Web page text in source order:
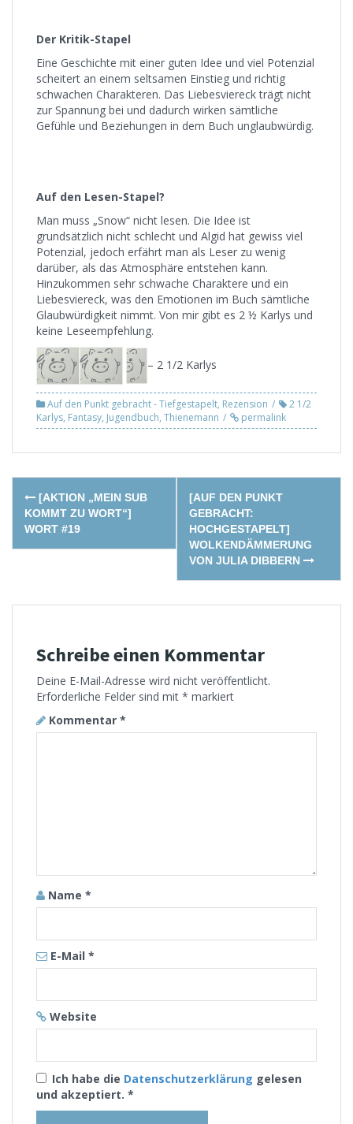
Der Kritik-Stapel
Eine Geschichte mit einer guten Idee und viel Potenzial
scheitert an einem seltsamen Einstieg und richtig
schwachen Charakteren. Das Liebesviereck trägt nicht
zur Spannung bei und dadurch wirken sämtliche
Gefühle und Beziehungen in dem Buch unglaubwürdig.
Auf den Lesen-Stapel?
Man muss „Snow“ nicht lesen. Die Idee ist
grundsätzlich nicht schlecht und Algid hat gewiss viel
Potenzial, jedoch erfährt man als Leser zu wenig
darüber, als das Atmosphäre entstehen kann.
Hinzukommen sehr schwache Charaktere und ein
Liebesviereck, was den Emotionen im Buch sämtliche
Glaubwürdigkeit nimmt. Von mir gibt es 2 ½ Karlys und
keine Leseempfehlung.
– 2 1/2 Karlys
Auf den Punkt gebracht - Tiefgestapelt, Rezension
2 1/2
Karlys, Fantasy, Jugendbuch, Thienemann permalink
Post
navigation
[AKTION „MEIN SUB
KOMMT ZU WORT“]
WORT #19
[AUF DEN PUNKT
GEBRACHT:
HOCHGESTAPELT]
WOLKENDÄMMERUNG
VON JULIA DIBBERN
Schreibe einen Kommentar
Deine E-Mail-Adresse wird nicht veröffentlicht.
Erforderliche Felder sind mit * markiert
Kommentar *
Name *
E-Mail *
Website
Ich habe die Datenschutzerklärung gelesen
und akzeptiert. *